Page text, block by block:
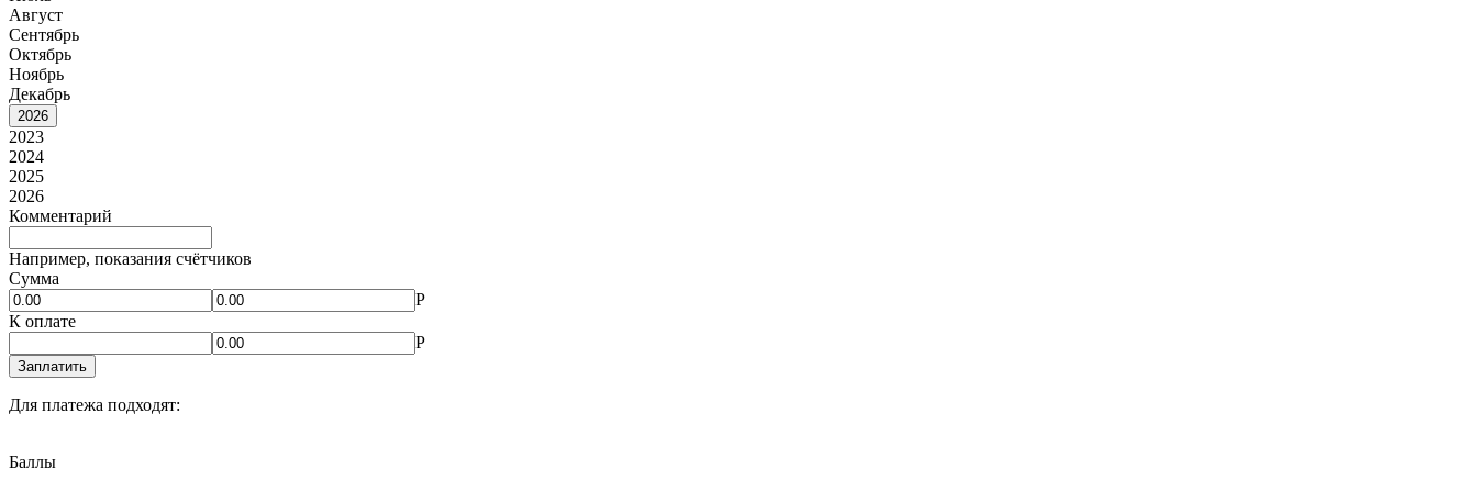
Август
Сентябрь
Октябрь
Ноябрь
Декабрь
2026
2023
2024
2025
2026
Комментарий
Например, показания счётчиков
Сумма
Р
К оплате
Р
Заплатить
Для платежа подходят:
Баллы